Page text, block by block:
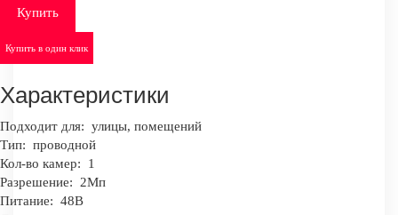
Купить
Купить в один клик
Характеристики
Подходит для: улицы, помещений
Тип: проводной
Кол-во камер:
1
Разрешение:
2Мп
Питание: 48В